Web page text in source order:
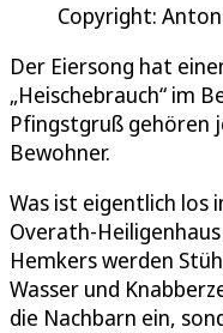
Copyright:
Der Eiersong hat
„Heischebrauch“ im
Pfingstgruß gehören
Bewohner.
Was ist eigentlich los
Overath-
Hemkers werden
Wasser und
die Nachbarn ein,